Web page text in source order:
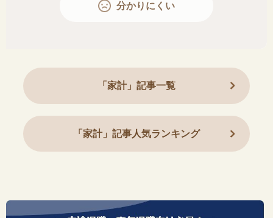
分かりにくい
「家計」記事一覧
「家計」記事人気ランキング